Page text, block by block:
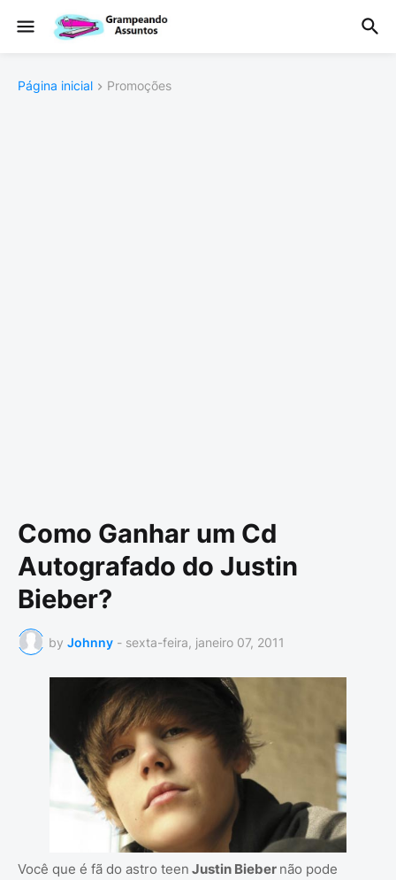
Página inicial Promoções
Como Ganhar um Cd
Autografado do Justin
Bieber?
by Johnny - sexta-feira, janeiro 07, 2011
Você que é fã do astro teen Justin Bieber não pode